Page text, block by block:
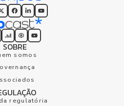
SOBRE
somos
regulatória